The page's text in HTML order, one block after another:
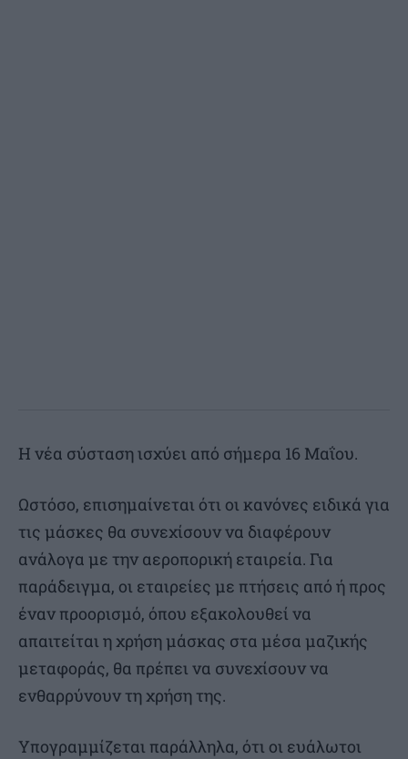
Η νέα σύσταση ισχύει από σήμερα 16 Μαΐου.
Ωστόσο, επισημαίνεται ότι οι κανόνες ειδικά για
τις μάσκες θα συνεχίσουν να διαφέρουν
ανάλογα με την αεροπορική εταιρεία. Για
παράδειγμα, οι εταιρείες με πτήσεις από ή προς
έναν προορισμό, όπου εξακολουθεί να
απαιτείται η χρήση μάσκας στα μέσα μαζικής
μεταφοράς, θα πρέπει να συνεχίσουν να
ενθαρρύνουν τη χρήση της.
Υπογραμμίζεται παράλληλα, ότι οι ευάλωτοι